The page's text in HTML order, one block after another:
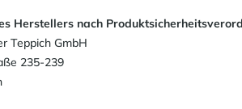
Herstellers nach
Teppich GmbH
235-239